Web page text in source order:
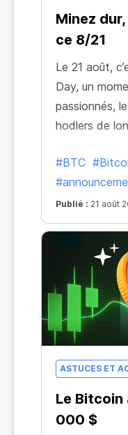
Minez
ce 8/21
Le 21 août,
Day, un
passionnés,
hodlers de
#BTC
Publié : 21 août
ASTUCES ET
Le Bitcoin
000 $